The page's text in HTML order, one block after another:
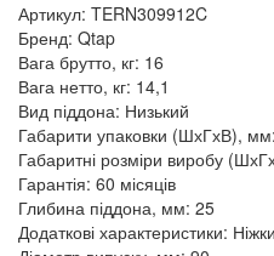
Артикул: TERN309912C
Бренд: Qtap
Вага брутто, кг: 16
Вага нетто, кг: 14,1
Вид піддона: Низький
Габарити упаковки (ШхГхВ),
Габаритні розміри виробу
Гарантія: 60 місяців
Глибина піддона, мм: 25
Додаткові характеристики: